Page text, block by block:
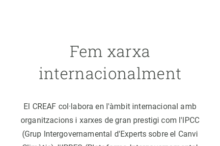
Fem xarxa
internacionalment
El CREAF col·labora en l'àmbit internacional amb
organitzacions i xarxes de gran prestigi com l'IPCC
(Grup Intergovernamental d'Experts sobre el Canvi